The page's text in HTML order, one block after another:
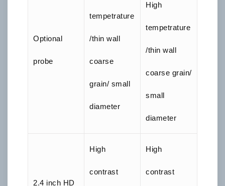
Optional
probe
tempetrature
/thin wall
coarse
grain/ small
diameter
High
tempetrature
/thin wall
coarse grain/
small
diameter
2.4 inch HD
High
contrast
High
contrast